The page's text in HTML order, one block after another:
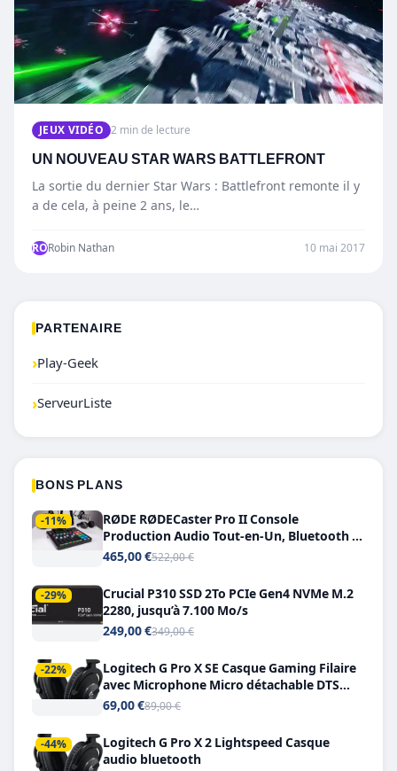
JEUX VIDÉO 2 min de lecture
UN NOUVEAU STAR WARS BATTLEFRONT
La sortie du dernier Star Wars : Battlefront remonte il y
a de cela, à peine 2 ans, le…
RORobin Nathan 10 mai 2017
PARTENAIRE
›Play-Geek
›ServeurListe
BONS PLANS
-11%
RØDE RØDECaster Pro II Console
Production Audio Tout-en-Un, Bluetooth et
Double USB-C
465,00 €522,00 €
-29%
Crucial P310 SSD 2To PCIe Gen4 NVMe M.2
2280, jusqu’à 7.100 Mo/s
249,00 €349,00 €
-22%
Logitech G Pro X SE Casque Gaming Filaire
avec Microphone Micro détachable DTS
Headphone X 7.1
69,00 €89,00 €
-44%
Logitech G Pro X 2 Lightspeed Casque
audio bluetooth